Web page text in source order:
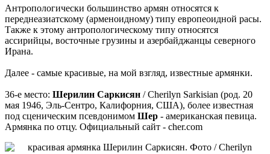
Антропологически большинство армян относятся к
переднеазиатскому (арменоидному) типу европеоидной расы.
Также к этому антропологическому типу относятся
ассирийцы, восточные грузины и азербайджанцы северного
Ирана.
Далее - самые красивые, на мой взгляд, известные армянки.
36-е место: Шерилин Саркисян / Cherilyn Sarkisian (род. 20
мая 1946, Эль-Сентро, Калифорния, США), более известная
под сценическим псевдонимом Шер - американская певица.
Армянка по отцу. Официальный сайт - cher.com